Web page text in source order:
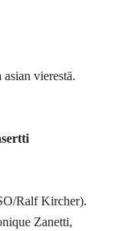
vierestä.
Ralf Kircher).
Zanetti,